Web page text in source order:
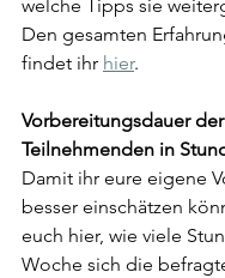
welche Tipps sie
Den gesamten
findet ihr hier.
Vorbereitungsdauer der
Teilnehmenden in
Damit ihr eure eigene
besser einschätzen
euch hier, wie viele
Woche sich die